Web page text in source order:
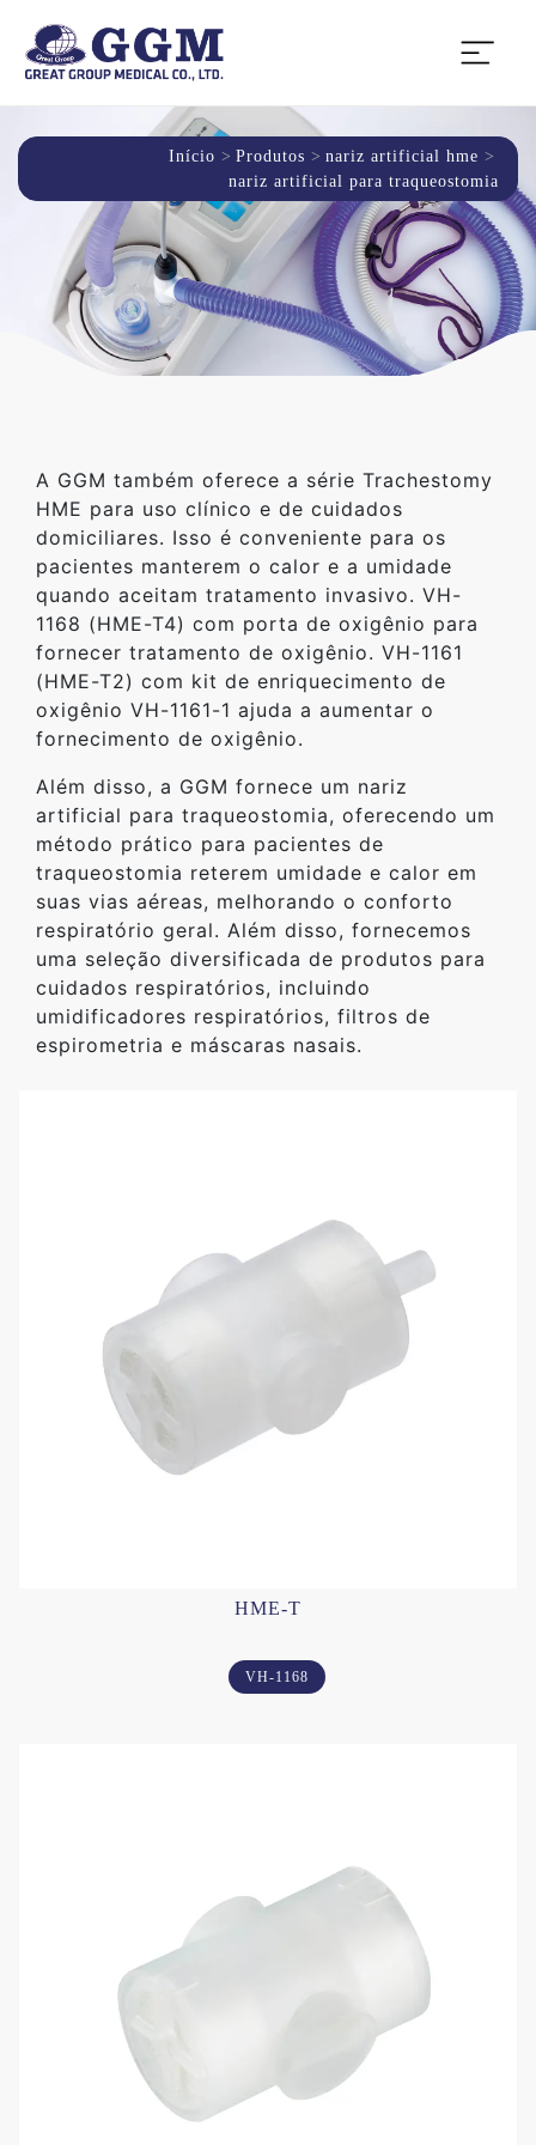
Início Produtos
nariz artificial hme
nariz artificial para traqueostomia
A GGM também oferece a série Trachestomy
HME para uso clínico e de cuidados
domiciliares. Isso é conveniente para os
pacientes manterem o calor e a umidade
quando aceitam tratamento invasivo. VH-
1168 (HME-T4) com porta de oxigênio para
fornecer tratamento de oxigênio. VH-1161
(HME-T2) com kit de enriquecimento de
oxigênio VH-1161-1 ajuda a aumentar o
fornecimento de oxigênio.
Além disso, a GGM fornece um nariz
artificial para traqueostomia, oferecendo um
método prático para pacientes de
traqueostomia reterem umidade e calor em
suas vias aéreas, melhorando o conforto
respiratório geral. Além disso, fornecemos
uma seleção diversificada de produtos para
cuidados respiratórios, incluindo
umidificadores respiratórios, filtros de
espirometria e máscaras nasais.
HME-T
VH-1168